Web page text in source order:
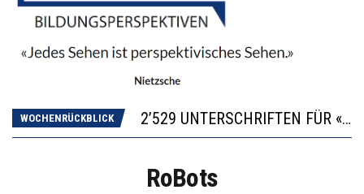
WOCHENRÜCKBLICK
2’529 UNTERSCHRIFTEN FÜR «KEINE DIGITALEN GERÄTE IN DEN ERSTEN VIER PRIMARSCHULJAHREN» EINGEREICHT
ICH WILL MEHR EVIDENZ UND WILL WISSEN, WAS ALL DIE INVESTITIONEN BRINGEN
RoBots